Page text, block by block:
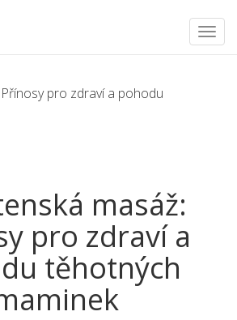
pro zdraví a pohodu
masáž:
pro zdraví a
těhotných